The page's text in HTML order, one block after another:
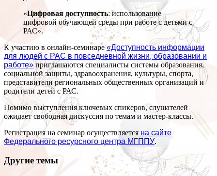
«Цифровая доступность: использование
цифровой обучающей среды при работе с детьми с
РАС».
К участию в онлайн-семинаре«Доступность информации
для людей с РАС в повседневной жизни, образовании и
работе»приглашаются специалисты системы образования,
социальной защиты, здравоохранения, культуры, спорта,
представители региональных общественных организаций и
родители детей с РАС.
Помимо выступления ключевых спикеров, слушателей
ожидает свободная дискуссия по темам и мастер-классы.
Регистрация на семинар осуществляется на сайте
Федерального ресурсного центра МГППУ.
Другие темы